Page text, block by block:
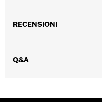
Collezione:Harley-Davidson
Venduti singolarmente:
RECENSIONI
Q&A